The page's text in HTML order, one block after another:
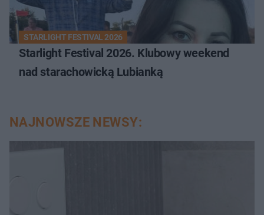
STARLIGHT FESTIVAL 2026
Starlight Festival 2026. Klubowy weekend
nad starachowicką Lubianką
NAJNOWSZE NEWSY: